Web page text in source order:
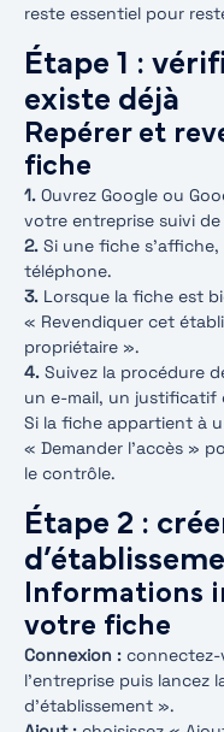
reste essentiel pour
Étape 1 :
existe déjà
Repérer et
fiche
1. Ouvrez Google ou
votre entreprise suivi de
2. Si une fiche
téléphone.
3. Lorsque la fiche est
« Revendiquer cet
propriétaire ».
4. Suivez la procédure
un e-mail, un justificatif
Si la fiche appartient à
« Demander l’accès »
le contrôle.
Étape 2 :
Informations
votre fiche
Connexion : connectez-
l’entreprise puis lancez
d’établissement ».